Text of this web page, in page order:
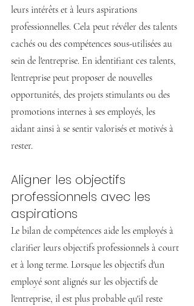
leurs intérêts et à leurs aspirations
professionnelles. Cela peut révéler des talents
cachés ou des compétences sous-utilisées au
sein de l'entreprise. En identifiant ces talents,
l'entreprise peut proposer de nouvelles
opportunités, des projets stimulants ou des
promotions internes à ses employés, les
aidant ainsi à se sentir valorisés et motivés à
rester.
Aligner les objectifs
professionnels avec les
aspirations
Le bilan de compétences aide les employés à
clarifier leurs objectifs professionnels à court
et à long terme. Lorsque les objectifs d'un
employé sont alignés sur les objectifs de
l'entreprise, il est plus probable qu'il reste